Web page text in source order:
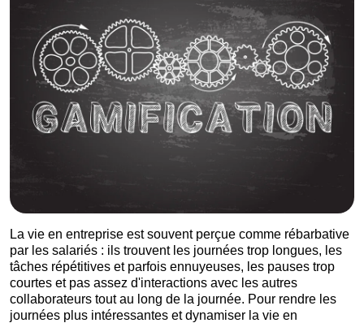
La vie en entreprise est souvent perçue comme rébarbative
par les salariés : ils trouvent les journées trop longues, les
tâches répétitives et parfois ennuyeuses, les pauses trop
courtes et pas assez d'interactions avec les autres
collaborateurs tout au long de la journée. Pour rendre les
journées plus intéressantes et dynamiser la vie en